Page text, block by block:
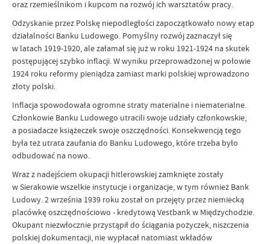
oraz rzemieślnikom i kupcom na rozwój ich warsztatów pracy.
Odzyskanie przez Polskę niepodległości zapoczątkowało nowy etap
działalności Banku Ludowego. Pomyślny rozwój zaznaczył się
w latach 1919-1920, ale załamał się już w roku 1921-1924 na skutek
postępującej szybko inflacji. W wyniku przeprowadzonej w połowie
1924 roku reformy pieniądza zamiast marki polskiej wprowadzono
złoty polski.
Inflacja spowodowała ogromne straty materialne i niematerialne.
Członkowie Banku Ludowego utracili swoje udziały członkowskie,
a posiadacze książeczek swoje oszczędności. Konsekwencją tego
była też utrata zaufania do Banku Ludowego, które trzeba było
odbudować na nowo.
Wraz z nadejściem okupacji hitlerowskiej zamknięte zostały
w Sierakowie wszelkie instytucje i organizacje, w tym również Bank
Ludowy. 2 września 1939 roku został on przejęty przez niemiecką
placówkę oszczędnościowo - kredytową Vestbank w Międzychodzie.
Okupant niezwłocznie przystąpił do ściągania pożyczek, niszczenia
polskiej dokumentacji, nie wypłacał natomiast wkładów